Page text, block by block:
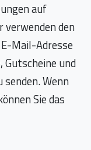
auf
verwenden den
Mail-Adresse
Gutscheine und
Wenn
Sie das